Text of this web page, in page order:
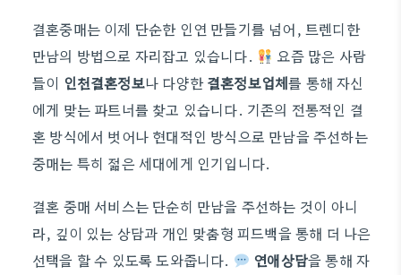
결혼중매는 이제 단순한 인연 만들기를 넘어, 트렌디한
만남의 방법으로 자리잡고 있습니다.
요즘 많은 사람
들이 인천결혼정보나 다양한결혼정보업체를 통해 자신
에게 맞는 파트너를 찾고 있습니다. 기존의 전통적인 결
혼 방식에서 벗어나 현대적인 방식으로 만남을 주선하는
중매는 특히 젊은 세대에게 인기입니다.
결혼 중매 서비스는 단순히 만남을 주선하는 것이 아니
라, 깊이 있는 상담과 개인 맞춤형 피드백을 통해 더 나은
선택을 할 수 있도록 도와줍니다.
연애상담을 통해 자